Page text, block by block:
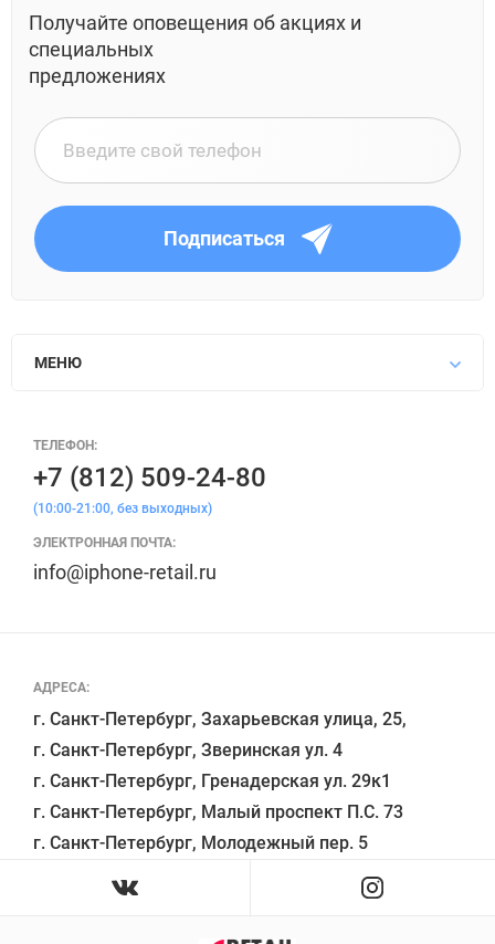
Получайте оповещения об акциях и
специальных
предложениях
Подписаться
МЕНЮ
АДРЕСА:
г. Санкт-Петербург, Захарьевская улица, 25,
г. Санкт-Петербург, Зверинская ул. 4
г. Санкт-Петербург, Гренадерская ул. 29к1
г. Санкт-Петербург, Малый проспект П.С. 73
ТЕЛЕФОН:
+7 (812) 509-24-80
(10:00-21:00, без выходных)
ЭЛЕКТРОННАЯ ПОЧТА:
info@iphone-retail.ru